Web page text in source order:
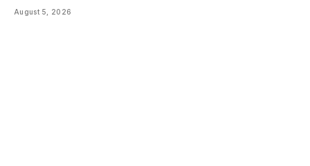
August 5, 2026